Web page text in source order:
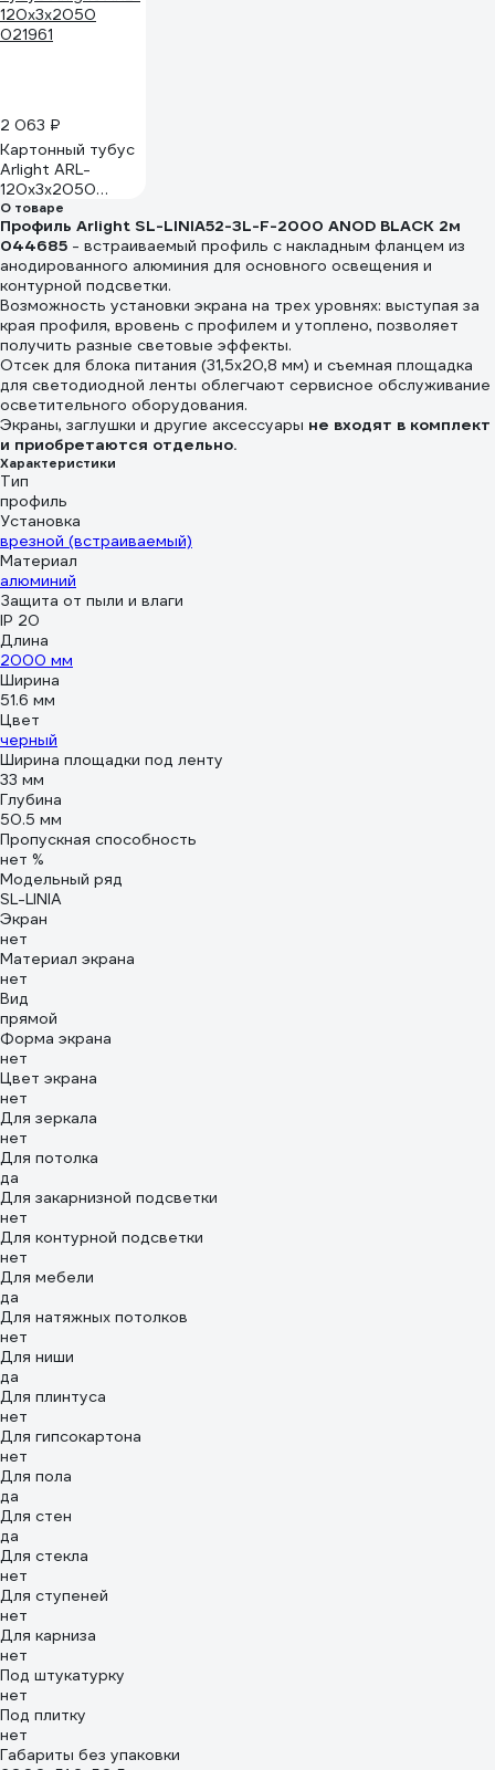
2 063 ₽
Картонный тубус
Arlight ARL-
120x3х2050
021961
О товаре
Профиль Arlight SL-LINIA52-3L-F-2000 ANOD BLACK 2м
044685 - встраиваемый профиль с накладным фланцем из
анодированного алюминия для основного освещения и
контурной подсветки.
Возможность установки экрана на трех уровнях: выступая за
края профиля, вровень с профилем и утоплено, позволяет
получить разные световые эффекты.
Отсек для блока питания (31,5х20,8 мм) и съемная площадка
для светодиодной ленты облегчают сервисное обслуживание
осветительного оборудования.
Экраны, заглушки и другие аксессуары не входят в комплект
и приобретаются отдельно.
Характеристики
Тип
профиль
Установка
врезной (встраиваемый)
Материал
алюминий
Защита от пыли и влаги
IP 20
Длина
2000 мм
Ширина
51.6 мм
Цвет
черный
Ширина площадки под ленту
33 мм
Глубина
50.5 мм
Пропускная способность
нет %
Модельный ряд
SL-LINIA
Экран
нет
Материал экрана
нет
Вид
прямой
Форма экрана
нет
Цвет экрана
нет
Для зеркала
нет
Для потолка
да
Для закарнизной подсветки
нет
Для контурной подсветки
нет
Для мебели
да
Для натяжных потолков
нет
Для ниши
да
Для плинтуса
нет
Для гипсокартона
нет
Для пола
да
Для стен
да
Для стекла
нет
Для ступеней
нет
Для карниза
нет
Под штукатурку
нет
Под плитку
нет
Габариты без упаковки